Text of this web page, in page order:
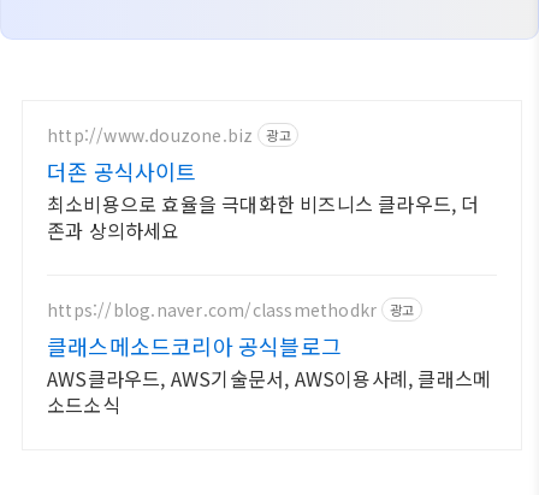
http://www.douzone.biz 광고
더존 공식사이트
최소비용으로 효율을 극대화한 비즈니스 클라우드, 더
존과 상의하세요
https://blog.naver.com/classmethodkr 광고
클래스메소드코리아 공식블로그
AWS클라우드, AWS기술문서, AWS이용사례, 클래스메
소드소식